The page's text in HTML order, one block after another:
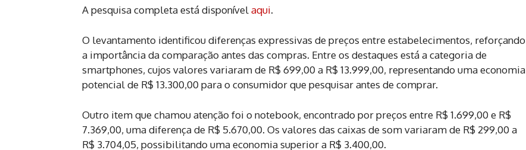
A pesquisa completa está disponívelaqui.
O levantamento identificou diferenças expressivas de preços entre estabelecimentos, reforçando
a importância da comparação antes das compras. Entre os destaques está a categoria de
smartphones, cujos valores variaram de R$ 699,00 a R$ 13.999,00, representando uma economia
potencial de R$ 13.300,00 para o consumidor que pesquisar antes de comprar.
Outro item que chamou atenção foi o notebook, encontrado por preços entre R$ 1.699,00 e R$
7.369,00, uma diferença de R$ 5.670,00. Os valores das caixas de som variaram de R$ 299,00 a
R$ 3.704,05, possibilitando uma economia superior a R$ 3.400,00.